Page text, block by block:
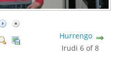
Hurrengo
Irudi 6 of 8